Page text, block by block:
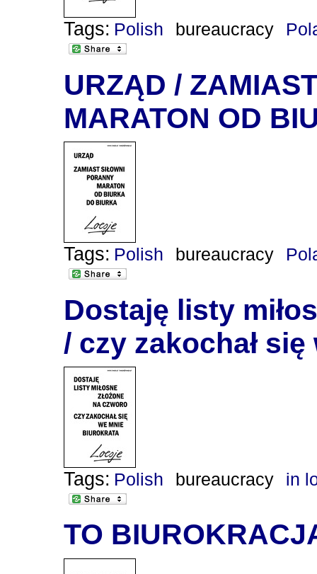
Tags: Polish bureaucracy
URZĄD /
MARATON OD
Tags: Polish bureaucracy
Dostaję listy
/ czy zakochał
Tags: Polish bureaucracy in
TO